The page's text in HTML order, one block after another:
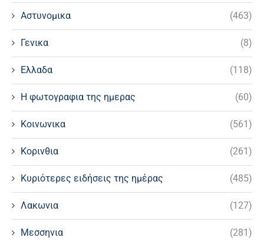
Αστυνομικα (463)
Γενικα (8)
Ελλαδα (118)
Η φωτογραφια της ημερας (60)
Κοινωνικα (561)
Κορινθια (261)
Κυριότερες ειδήσεις της ημέρας (485)
Λακωνια (127)
Μεσσηνια (281)